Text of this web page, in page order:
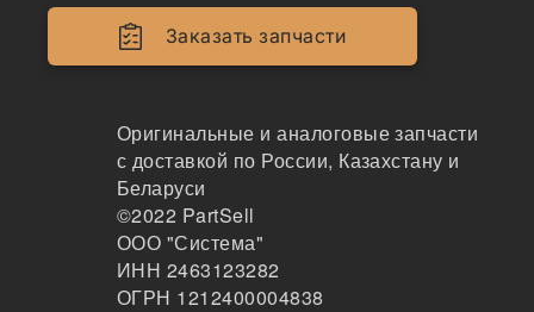
Заказать запчасти
Оригинальные и аналоговые запчасти
с доставкой по России, Казахстану и
Беларуси
©2022 PartSell
ООО "Система"
ИНН 2463123282
ОГРН 1212400004838
3936993
Прокладка (крышки) впускного коллектора 6C
T, ISLe, L, 3936993
313
Новосибирск
2-3дня
по запросу
275 ₽
Показать больше